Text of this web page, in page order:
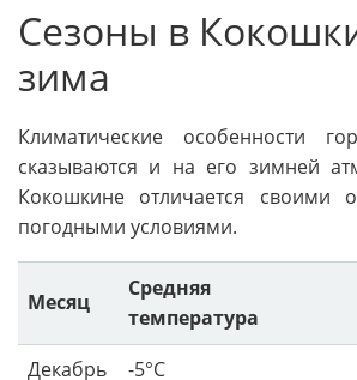
Сезоны в
зима
Климатические особенности
сказываются и на его зимней
Кокошкине отличается своими
погодными условиями.
Месяц
Средняя
температура
Декабрь
-5°C